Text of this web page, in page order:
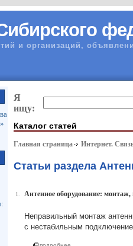
и организаций,
Я
ищу:
Каталог статей
Главная страница Интернет.
Статьи раздела
1. Антенное оборудование:
Неправильный монтаж
с нестабильным